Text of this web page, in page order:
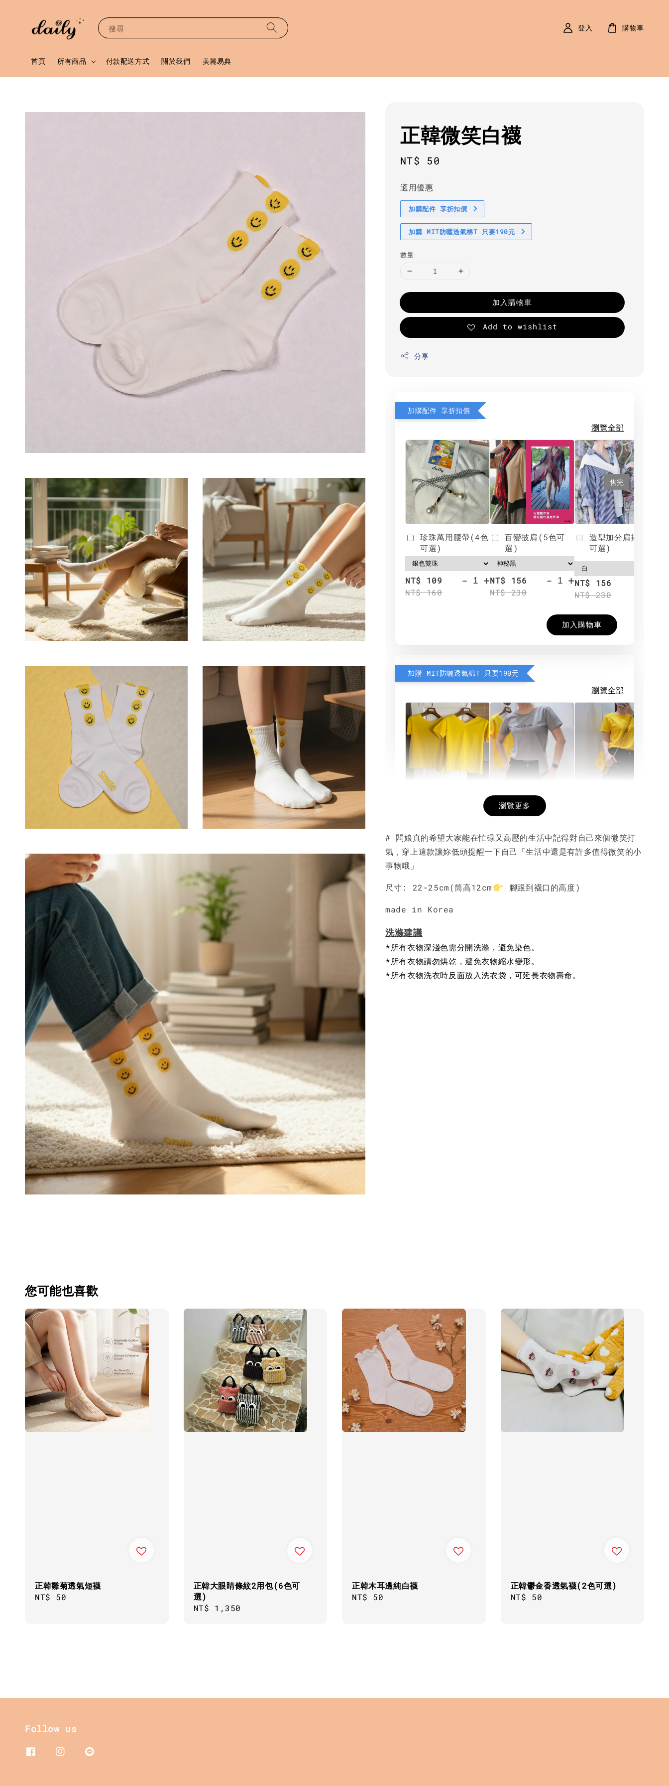
搜尋
首頁 所有商品 付款配送方式 關於我們 美麗易典
登入 購物車
正韓微笑白襪
Regular
NT$ 50
適用優惠
加購配件 享折扣價
加購 MIT防曬透氣棉T 只要190元
數量
加入購物車
Add to wishlist
分享
加購配件 享折扣價
瀏覽全部
珍珠萬用腰帶(4色
可選)
NT$ 109
NT$ 160
- +
百變披肩(5色可
選)
NT$ 156
NT$ 230
- +
售完
造型加分肩搭(4色
可選)
NT$ 156
NT$ 230
加入購物車
加購 MIT防曬透氣棉T 只要190元
瀏覽全部
NT$ 190
NT$ 450
- +
希望相隨雙面T
NT$ 190
NT$ 450
- +NT$ 190
NT$ 450
-
加入購物車
瀏覽更多
# 闆娘真的希望大家能在忙碌又高壓的生活中記得對自己來個微笑打
氣，穿上這款讓妳低頭提醒一下自己「生活中還是有許多值得微笑的小
事物哦」
尺寸: 22-25cm(筒高12cm 腳跟到襪口的高度)
made in Korea
洗滌建議
*所有衣物深淺色需分開洗滌，避免染色。
*所有衣物請勿烘乾，避免衣物縮水變形。
*所有衣物洗衣時反面放入洗衣袋，可延長衣物壽命。
您可能也喜歡
正韓雛菊透氣短襪
Regular
NT$ 50
正韓大眼睛條紋2用包(6色可
選)
Regular
NT$ 1,350
正韓木耳邊純白襪
Regular
NT$ 50
正韓鬱金香透氣襪(2色可選)
Regular
NT$ 50
Follow us